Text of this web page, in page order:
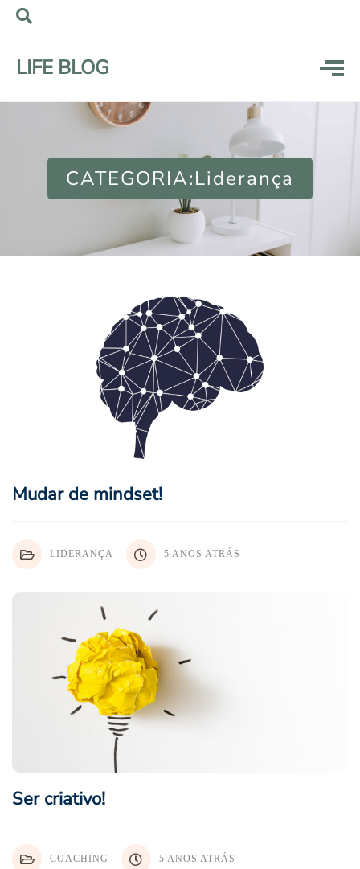
LIFE BLOG
CATEGORIA:Liderança
Mudar de mindset!
LIDERANÇA 5 ANOS ATRÁS
Ser criativo!
COACHING 5 ANOS ATRÁS